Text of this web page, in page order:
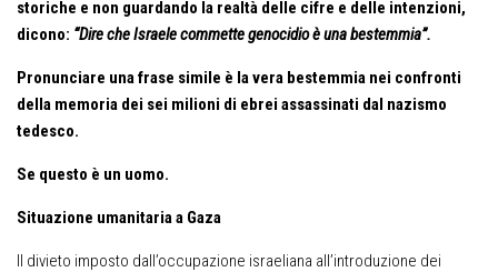
storiche e non guardando la realtà delle cifre e delle intenzioni,
dicono: “Dire che Israele commette genocidio è una bestemmia”.
Pronunciare una frase simile è la vera bestemmia nei confronti
della memoria dei sei milioni di ebrei assassinati dal nazismo
tedesco.
Se questo è un uomo.
Situazione umanitaria a Gaza
Il divieto imposto dall’occupazione israeliana all’introduzione dei